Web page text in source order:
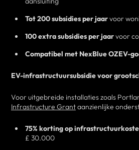
Tot 200 subsidies per jaarvoor
100 extra subsidies per jaarvoor
Compatibel met NexBlue OZEV-
EV-infrastructuursubsidie voor
Voor uitgebreide installaties zoals
Infrastructure Grantaanzienlijke
75% korting op
£ 30.000